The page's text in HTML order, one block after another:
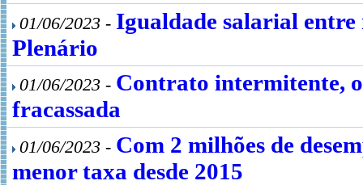
01/06/2023 - Igualdade salarial entre
Plenário
01/06/2023 - Contrato intermitente,
fracassada
01/06/2023 - Com 2 milhões de
menor taxa desde 2015